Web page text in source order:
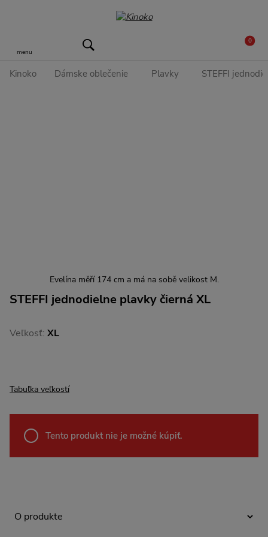
menu
0
Kinoko Dámske oblečenie Plavky STEFFI
Evelína měří 174 cm a má na sobě velikost M.
STEFFI jednodielne plavky čierná XL
Veľkosť: XL
Tabuľka veľkostí
Tento produkt nie je možné kúpiť.
O produkte